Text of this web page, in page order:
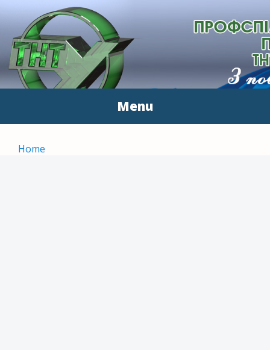
ПЕРВИННА
ПРОФСПІЛКОВА
ОРГАНІЗАЦІЯ
ПРАЦІВНИКІВ ТНТУ ІМ.
З повагою до людей
Menu
Home